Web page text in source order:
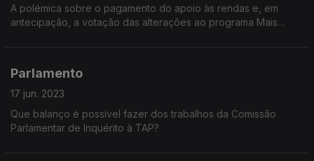
A polémica sobre o pagamento do apoio às rendas e, em
antecipação, a votação das alterações ao programa Mais
Parlamento
17 jun. 2023
Que balanço é possível fazer dos trabalhos da Comissão
Parlamentar de Inquérito à TAP?